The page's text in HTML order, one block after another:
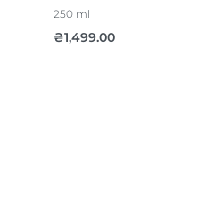
250 ml
₴1,499.00